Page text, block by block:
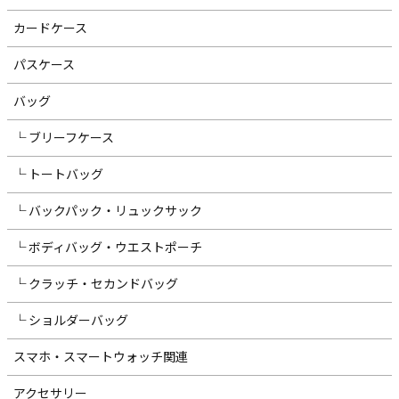
カードケース
パスケース
バッグ
└ ブリーフケース
└ トートバッグ
└ バックパック・リュックサック
└ ボディバッグ・ウエストポーチ
└ クラッチ・セカンドバッグ
└ ショルダーバッグ
スマホ・スマートウォッチ関連
アクセサリー